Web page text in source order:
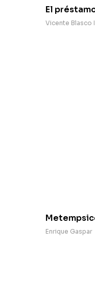
El
Vicente Blasco
Enrique Gaspar